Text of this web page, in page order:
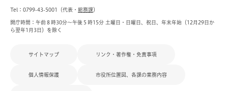
Tel：0799-43-5001（代表・ 総務課）
開庁時間：午前８時30分～午後５時15分 土曜日・日曜日、祝日、年末年始（12月29日か
ら翌年1月3日）を除く
サイトマップ リンク・著作権・免責事項
個人情報保護 市役所位置図、各課の業務内容